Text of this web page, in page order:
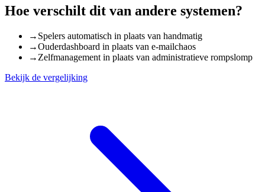
Hoe verschilt dit van andere systemen?
→ Spelers automatisch in plaats van handmatig
→Ouderdashboard in plaats van e-mailchaos
→ Zelfmanagement in plaats van administratieve rompslomp
Bekijk de vergelijking